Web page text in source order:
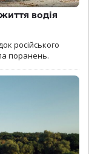
водія
російського
поранень.